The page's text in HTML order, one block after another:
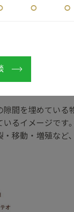
ため､
合比率で配合
とは？
間を埋めている
るイメージです
移動・増殖など
⚪︎ ⚪︎